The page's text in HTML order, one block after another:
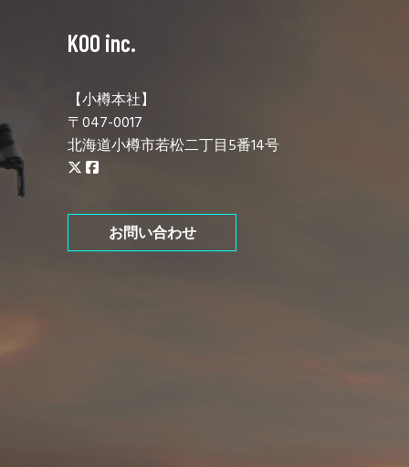
KOO inc.
【小樽本社】
〒047-0017
北海道小樽市若松二丁目5番14号
お問い合わせ